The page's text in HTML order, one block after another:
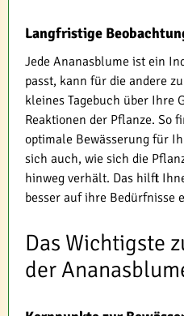
Langfristige
Jede Ananasblume ist ein
passt, kann für die andere
kleines Tagebuch über Ihre
Reaktionen der Pflanze. So
optimale Bewässerung für
sich auch, wie sich die
hinweg verhält. Das hilft
besser auf ihre Bedürfnisse
Das Wichtigste
der